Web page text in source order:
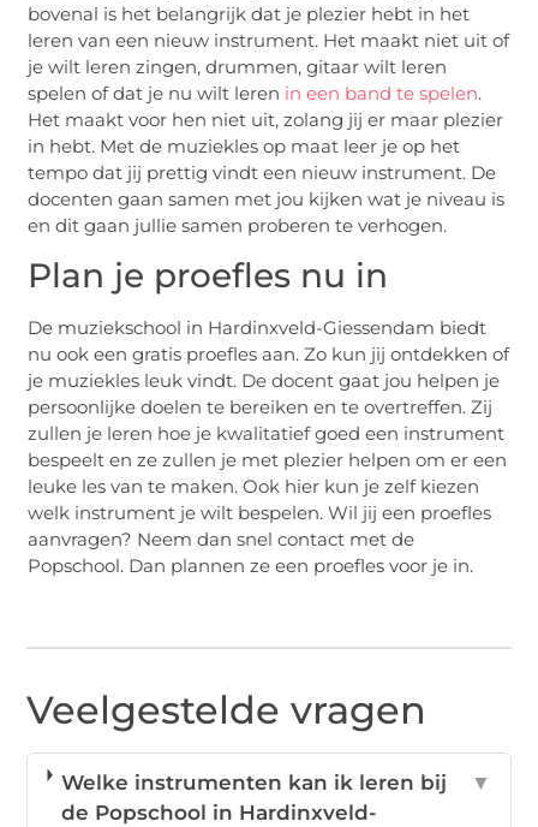
bovenal is het belangrijk dat je plezier hebt in het
leren van een nieuw instrument. Het maakt niet uit of
je wilt leren zingen, drummen, gitaar wilt leren
spelen of dat je nu wilt leren in een band te spelen.
Het maakt voor hen niet uit, zolang jij er maar plezier
in hebt. Met de muziekles op maat leer je op het
tempo dat jij prettig vindt een nieuw instrument. De
docenten gaan samen met jou kijken wat je niveau is
en dit gaan jullie samen proberen te verhogen.
Plan je proefles nu in
De muziekschool in Hardinxveld-Giessendam biedt
nu ook een gratis proefles aan. Zo kun jij ontdekken of
je muziekles leuk vindt. De docent gaat jou helpen je
persoonlijke doelen te bereiken en te overtreffen. Zij
zullen je leren hoe je kwalitatief goed een instrument
bespeelt en ze zullen je met plezier helpen om er een
leuke les van te maken. Ook hier kun je zelf kiezen
welk instrument je wilt bespelen. Wil jij een proefles
aanvragen? Neem dan snel contact met de
Popschool. Dan plannen ze een proefles voor je in.
Veelgestelde vragen
Welke instrumenten kan ik leren bij
de Popschool in Hardinxveld-
▼